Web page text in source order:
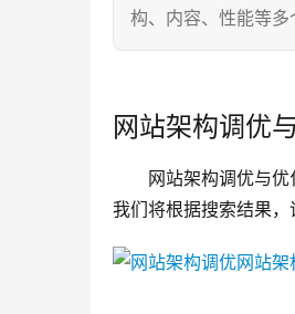
构、内容、性能等
网站架构调优
网站架构调优与
我们将根据搜索结果，